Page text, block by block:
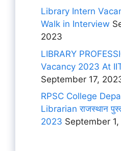
Library Intern
Walk in Interview
2023
LIBRARY
Vacancy 2023 At
September 17,
RPSC College
Librarian राजस्थान
2023 September